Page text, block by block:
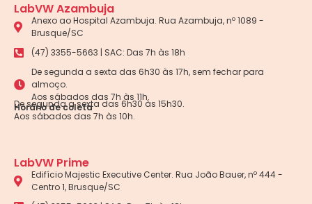
LabVW Azambuja
Anexo ao Hospital Azambuja. Rua Azambuja, nº 1089 -
Brusque/SC
(47) 3355-5663 | SAC: Das 7h às 18h
De segunda a sexta das 6h30 às 17h, sem fechar para
almoço.
Aos sábados das 7h às 11h.
Horário de coleta
De segunda a sexta das 6h30 às 15h30.
Aos sábados das 7h às 10h.
LabVW Prime
Edifício Majestic Executive Center. Rua João Bauer, nº 444 -
Centro 1, Brusque/SC